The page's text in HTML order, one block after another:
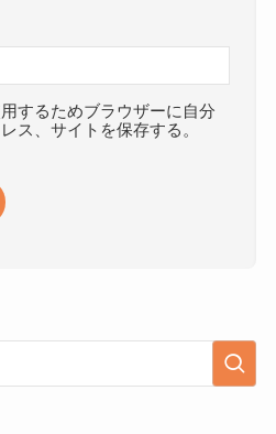
するためブラウザーに自分
ス、サイトを保存する。